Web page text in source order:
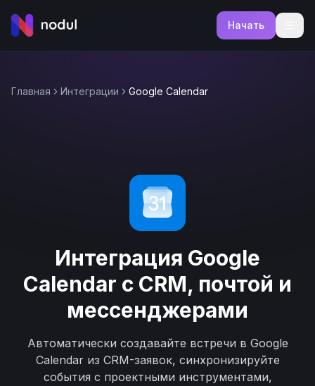
Начать
Главная Интеграции Google Calendar
Интеграция Google
Calendar с CRM, почтой и
мессенджерами
Автоматически создавайте встречи в Google
Calendar из CRM-заявок, синхронизируйте
события с проектными инструментами,